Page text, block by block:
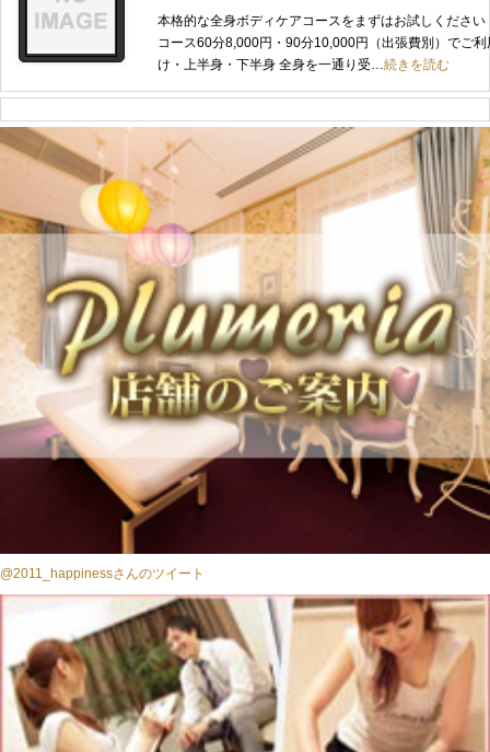
本格的な全身ボディケアコースをまずはお試しくださ
コース60分8,000円・90分10,000円（出張費別）でご
け・上半身・下半身 全身を一通り受…続きを読む
@2011_happinessさんのツイート